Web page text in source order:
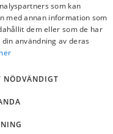
som kan
med annan information som
dem eller som de har
användning av deras
NÖDVÄNDIGT